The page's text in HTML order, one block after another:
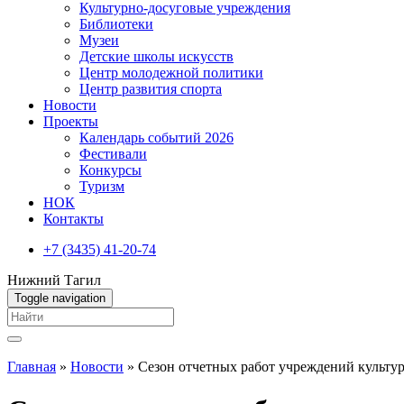
Культурно-досуговые учреждения
Библиотеки
Музеи
Детские школы искусств
Центр молодежной политики
Центр развития спорта
Новости
Проекты
Календарь событий 2026
Фестивали
Конкурсы
Туризм
НОК
Контакты
+7 (3435) 41-20-74
Нижний Тагил
Toggle navigation
Вы здесь
Главная » Новости » Сезон отчетных работ учреждений